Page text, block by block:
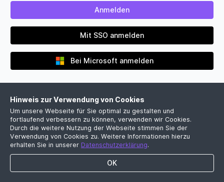
Mit SSO anmelden
Bei Microsoft anmelden
Noch kein Firmenkonto?
Jetzt kostenlose Demo vereinbaren
Hinweis zur Verwendung von Cookies
Um unsere Webseite für Sie optimal zu gestalten und
fortlaufend verbessern zu können, verwenden wir Cookies.
Durch die weitere Nutzung der Webseite stimmen Sie der
Verwendung von Cookies zu. Weitere Informationen hierzu
erhalten Sie in unserer Datenschutzerklärung.
OK